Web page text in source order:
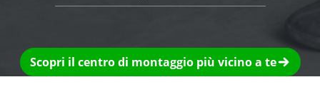
Scopri il centro di montaggio più vicino a te